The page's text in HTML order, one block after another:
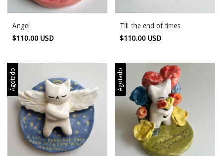
Angel
$110.00 USD
Till the end of times
$110.00 USD
Agotado Agotado